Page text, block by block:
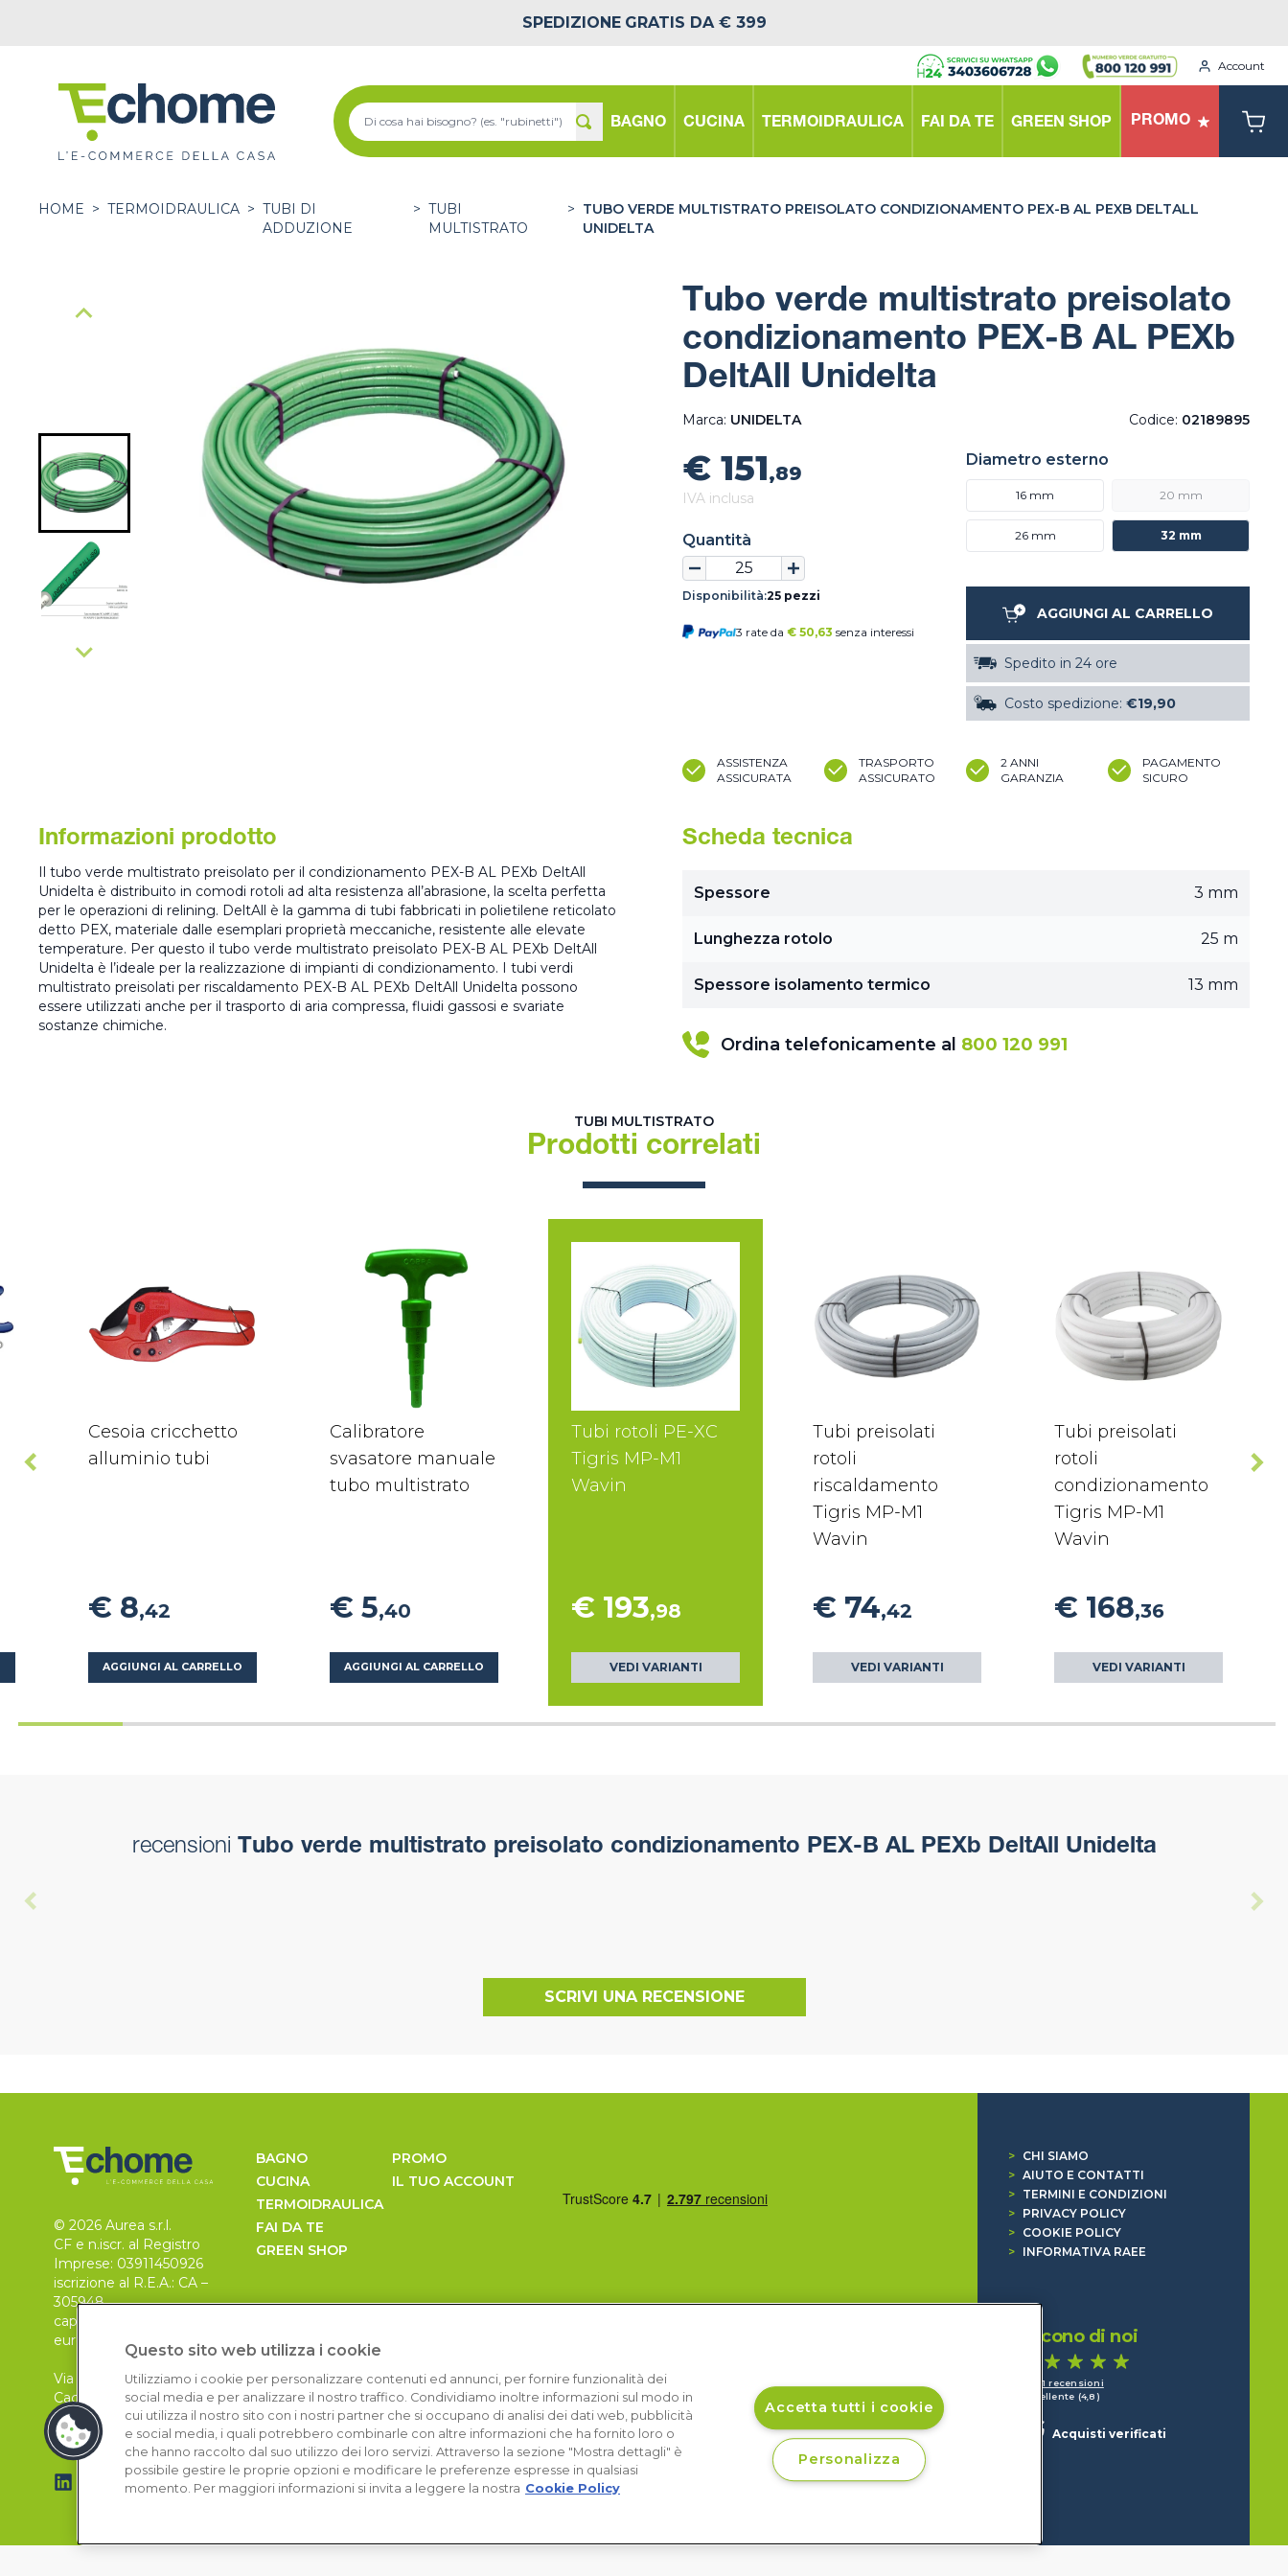
SPEDIZIONE GRATIS DA € 399
Account
BAGNO CUCINA TERMOIDRAULICA FAI DA TE GREEN SHOP PROMO
HOME > TERMOIDRAULICA > TUBI DI
ADDUZIONE
> TUBI
MULTISTRATO
> TUBO VERDE MULTISTRATO PREISOLATO CONDIZIONAMENTO PEX-B AL PEXB DELTALL
UNIDELTA
Tubo verde multistrato preisolato
condizionamento PEX-B AL PEXb
DeltAll Unidelta
Marca: UNIDELTA Codice: 02189895
€ 151,89
IVA inclusa
Quantità
Disponibilità:25 pezzi
3 rate da € 50,63 senza interessi
Diametro esterno
16 mm 20 mm
26 mm 32 mm
AGGIUNGI AL CARRELLO
Spedito in 24 ore
Costo spedizione: €19,90
ASSISTENZA
ASSICURATA
TRASPORTO
ASSICURATO
2 ANNI
GARANZIA
PAGAMENTO
SICURO
Informazioni prodotto
Il tubo verde multistrato preisolato per il condizionamento PEX-B AL PEXb DeltAll
Unidelta è distribuito in comodi rotoli ad alta resistenza all’abrasione, la scelta perfetta
per le operazioni di relining. DeltAll è la gamma di tubi fabbricati in polietilene reticolato
detto PEX, materiale dalle esemplari proprietà meccaniche, resistente alle elevate
temperature. Per questo il tubo verde multistrato preisolato PEX-B AL PEXb DeltAll
Unidelta è l’ideale per la realizzazione di impianti di condizionamento. I tubi verdi
multistrato preisolati per riscaldamento PEX-B AL PEXb DeltAll Unidelta possono
essere utilizzati anche per il trasporto di aria compressa, fluidi gassosi e svariate
sostanze chimiche.
Scheda tecnica
Spessore 3 mm
Lunghezza rotolo 25 m
Spessore isolamento termico 13 mm
Ordina telefonicamente al 800 120 991
TUBI MULTISTRATO
Prodotti correlati
Cesoia cricchetto
alluminio tubi
€ 8,42
AGGIUNGI AL CARRELLO
Calibratore
svasatore manuale
tubo multistrato
€ 5,40
AGGIUNGI AL CARRELLO
Tubi rotoli PE-XC
Tigris MP-M1
Wavin
€ 193,98
VEDI VARIANTI
Tubi preisolati
rotoli
riscaldamento
Tigris MP-M1
Wavin
€ 74,42
VEDI VARIANTI
Tubi preisolati
rotoli
condizionamento
Tigris MP-M1
Wavin
€ 168,36
VEDI VARIANTI
recensioni Tubo verde multistrato preisolato condizionamento PEX-B AL PEXb DeltAll Unidelta
SCRIVI UNA RECENSIONE
© 2026 Aurea s.r.l.
CF e n.iscr. al Registro
Imprese: 03911450926
iscrizione al R.E.A.: CA –
305948
capitale sociale 30.000
euro, i.v.
Via Pietro Leo n. 6
Cagliari
09129
BAGNO
CUCINA
TERMOIDRAULICA
FAI DA TE
GREEN SHOP
PROMO
IL TUO ACCOUNT
>
CHI SIAMO
> AIUTO E CONTATTI
>
TERMINI E CONDIZIONI
>
PRIVACY POLICY
>
COOKIE POLICY
>
INFORMATIVA RAEE
Dicono di noi
1.641 recensioni
Eccellente (4,8)
Acquisti verificati
Questo sito web utilizza i cookie
Utilizziamo i cookie per personalizzare contenuti ed annunci, per fornire funzionalità dei
social media e per analizzare il nostro traffico. Condividiamo inoltre informazioni sul modo in
cui utilizza il nostro sito con i nostri partner che si occupano di analisi dei dati web, pubblicità
e social media, i quali potrebbero combinarle con altre informazioni che ha fornito loro o
che hanno raccolto dal suo utilizzo dei loro servizi. Attraverso la sezione "Mostra dettagli" è
possibile gestire le proprie opzioni e modificare le preferenze espresse in qualsiasi
momento. Per maggiori informazioni si invita a leggere la nostra Cookie Policy
Accetta tutti i cookie
Personalizza